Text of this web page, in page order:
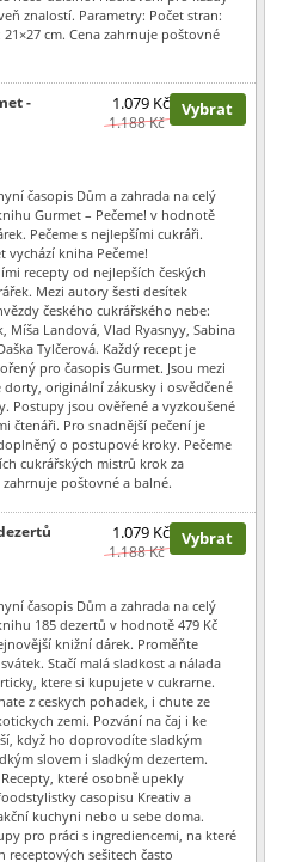
znalostí. Parametry: Počet stran:
21×27 cm. Cena zahrnuje poštovné
-
1.079 Kč
1.188 Kč
Vybrat
časopis Dům a zahrada na celý
Gurmet – Pečeme! v hodnotě
Pečeme s nejlepšími cukráři.
vychází kniha Pečeme!
recepty od nejlepších českých
Mezi autory šesti desítek
českého cukrářského nebe:
Míša Landová, Vlad Ryasnyy, Sabina
Tylčerová. Každý recept je
pro časopis Gurmet. Jsou mezi
dorty, originální zákusky i osvědčené
Postupy jsou ověřené a vyzkoušené
čtenáři. Pro snadnější pečení je
o postupové kroky. Pečeme
cukrářských mistrů krok za
zahrnuje poštovné a balné.
1.079 Kč
1.188 Kč
Vybrat
časopis Dům a zahrada na celý
185 dezertů v hodnotě 479 Kč
knižní dárek. Proměňte
Stačí malá sladkost a nálada
ktere si kupujete v cukrarne.
z ceskych pohadek, i chute ze
zemi. Pozvání na čaj i ke
když ho doprovodíte sladkým
slovem i sladkým dezertem.
které osobně upekly
casopisu Kreativ a
kuchyni nebo u sebe doma.
pro práci s ingrediencemi, na které
receptových sešitech často